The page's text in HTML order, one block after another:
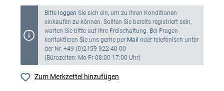
Bitte loggen Sie sich ein, um zu Ihren Konditionen
einkaufen zu können. Sollten Sie bereits registriert sein,
warten Sie bitte auf Ihre Freischaltung. Bei Fragen
kontaktieren Sie uns gerne per Mail oder telefonisch unter
der Nr. +49 (0)2159-922 40 00
(Bürozeiten: Mo-Fr 08:00-17:00 Uhr)
Zum Merkzettel hinzufügen